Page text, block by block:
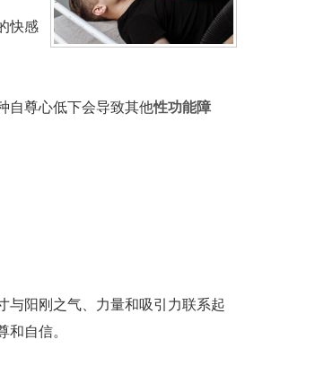
快感
自尊心低下会导致其他性功能障
与阳刚之气、力量和吸引力联系起
自信。